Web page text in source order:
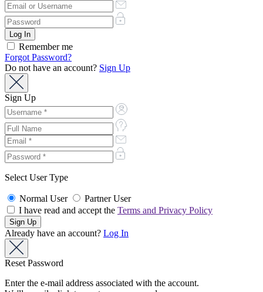
Remember me
Forgot Password?
Do not have an account? Sign Up
Sign Up
Select User Type
Normal User
Partner User
I have read and accept the Terms and Privacy Policy
Already have an account? Log In
Reset Password
Enter the e-mail address associated with the account.